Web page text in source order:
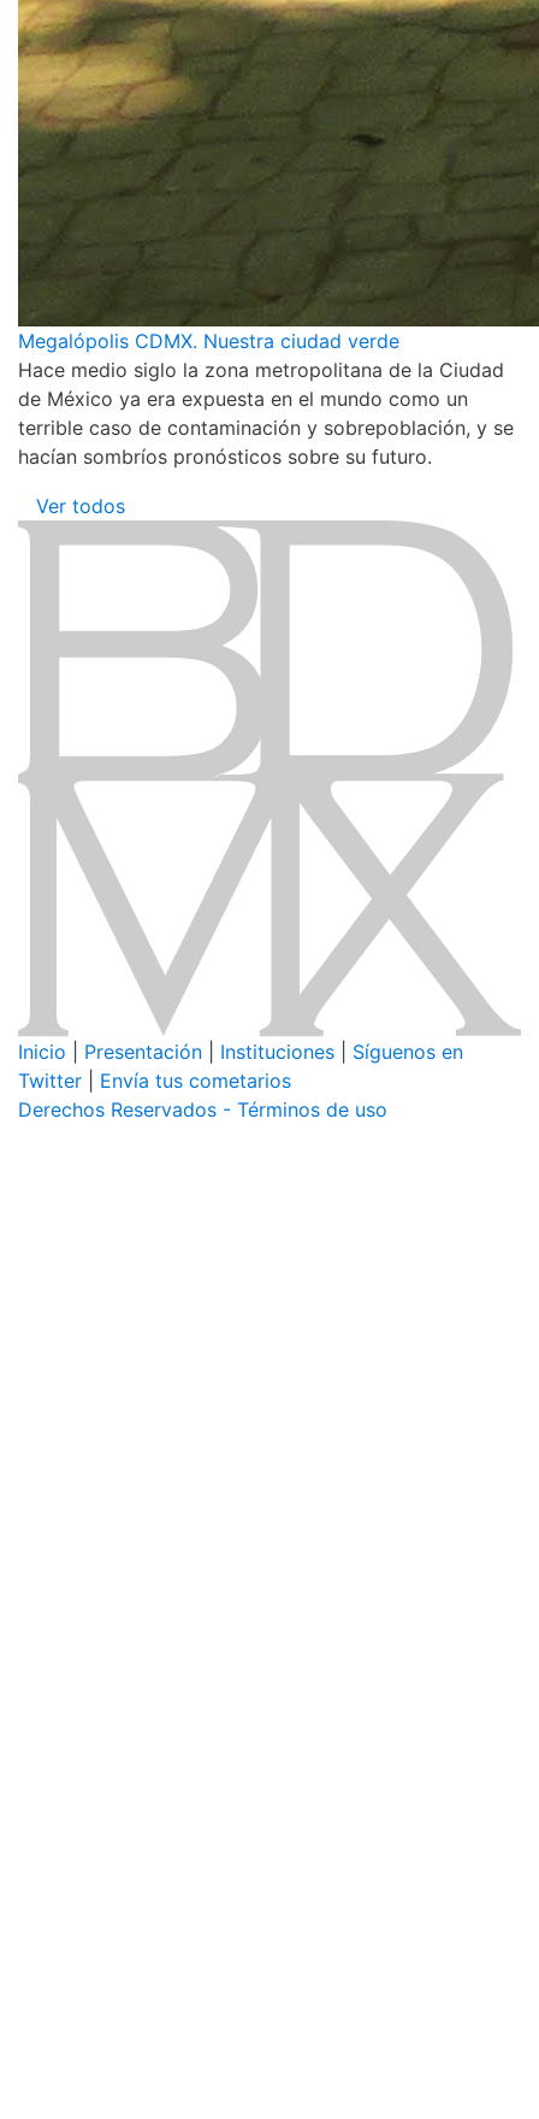
Megalópolis CDMX. Nuestra ciudad verde
Hace medio siglo la zona metropolitana de la Ciudad
de México ya era expuesta en el mundo como un
terrible caso de contaminación y sobrepoblación, y se
hacían sombríos pronósticos sobre su futuro.
Ver todos
Inicio Presentación Instituciones
Síguenos en
Twitter
Envía tus cometarios
Derechos Reservados - Términos de uso